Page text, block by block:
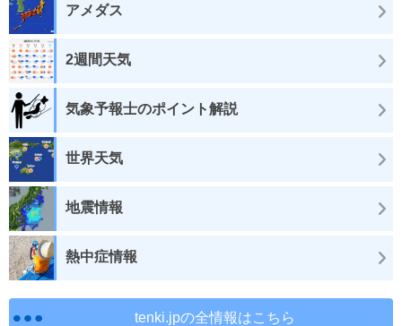
アメダス
2週間天気
気象予報士のポイント解説
世界天気
地震情報
熱中症情報
tenki.jpの全情報はこちら